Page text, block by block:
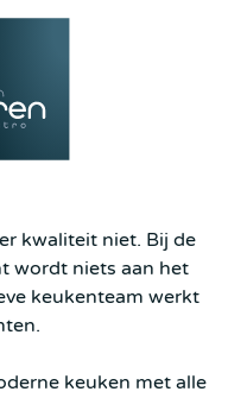
kwaliteit niet. Bij de
wordt niets aan het
keukenteam werkt
keuken met alle